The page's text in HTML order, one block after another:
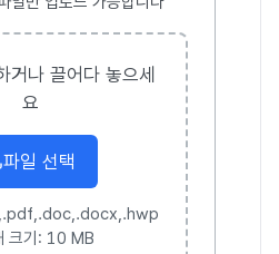
거나 끌어다 놓으세
요
파일 선택
크기: 10 MB